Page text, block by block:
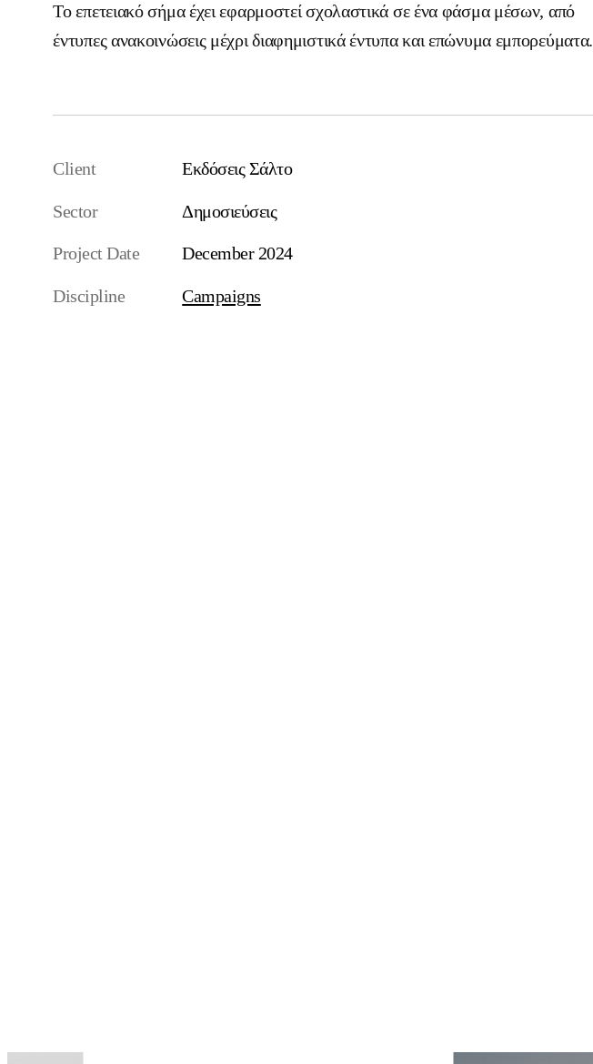
Το επετειακό σήμα έχει εφαρμοστεί σχολαστικά σε ένα φάσμα μέσων, από
έντυπες ανακοινώσεις μέχρι διαφημιστικά έντυπα και επώνυμα εμπορεύματα.
Client Εκδόσεις Σάλτο
Sector Δημοσιεύσεις
Project Date December 2024
Discipline Campaigns